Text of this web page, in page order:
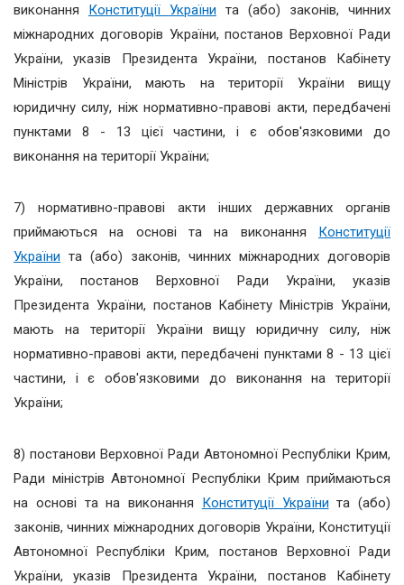
виконання Конституції України та (або) законів, чинних
міжнародних договорів України, постанов Верховної Ради
України, указів Президента України, постанов Кабінету
Міністрів України, мають на території України вищу
юридичну силу, ніж нормативно-правові акти, передбачені
пунктами 8 - 13 цієї частини, і є обов'язковими до
виконання на території України;
7) нормативно-правові акти інших державних органів
приймаються на основі та на виконання Конституції
України та (або) законів, чинних міжнародних договорів
України, постанов Верховної Ради України, указів
Президента України, постанов Кабінету Міністрів України,
мають на території України вищу юридичну силу, ніж
нормативно-правові акти, передбачені пунктами 8 - 13 цієї
частини, і є обов'язковими до виконання на території
України;
8) постанови Верховної Ради Автономної Республіки Крим,
Ради міністрів Автономної Республіки Крим приймаються
на основі та на виконання Конституції України та (або)
законів, чинних міжнародних договорів України, Конституції
Автономної Республіки Крим, постанов Верховної Ради
України, указів Президента України, постанов Кабінету